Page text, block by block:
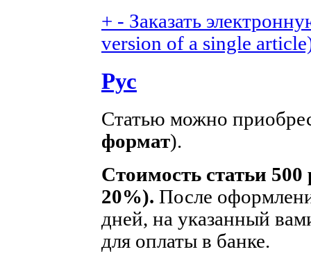
+ - Заказать
version of a single
Рус
Статью можно
формат).
Стоимость статьи
20%). После
дней, на указанный
для оплаты в банке.